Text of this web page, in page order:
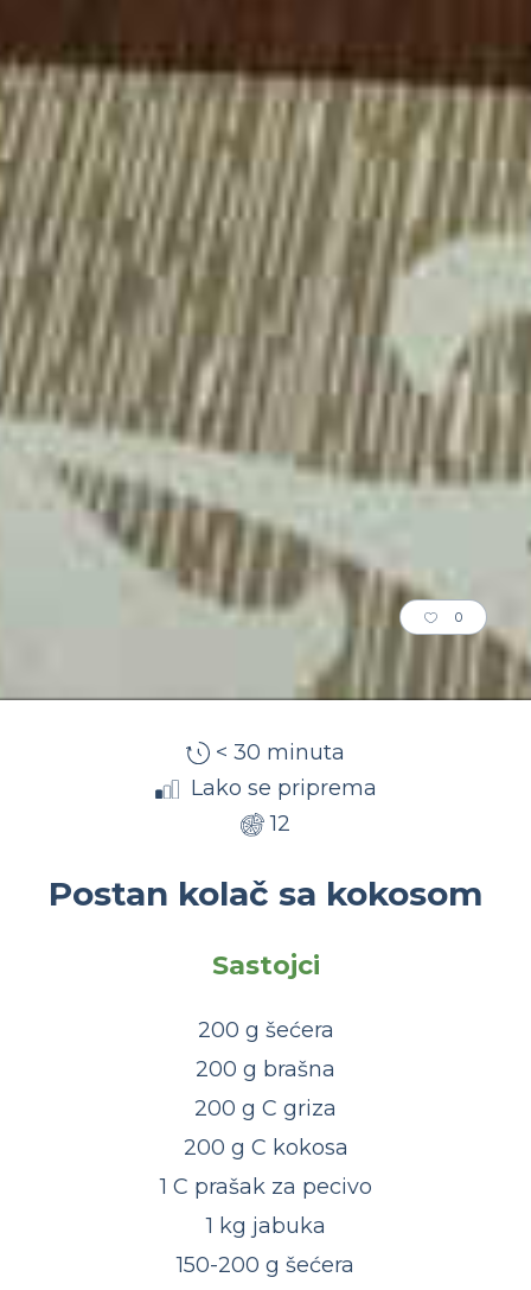
0
< 30 minuta
Lako se priprema
12
Postan kolač sa kokosom
Sastojci
200 g šećera
200 g brašna
200 g C griza
200 g C kokosa
1 C prašak za pecivo
1 kg jabuka
150-200 g šećera